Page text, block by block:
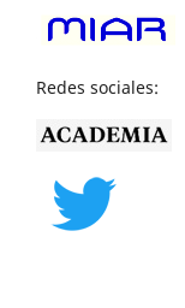
Redes sociales: